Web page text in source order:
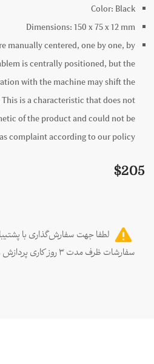
Color: Black
Dimensions:150 x75 x12mm
manually centered, one by one, by
is centrally positioned, but the
with the machine may shift the
is a characteristic that does not
of the product and could not be
complaint according to our policy
$205
لطفا جهت سفارش‌گذاری با
سفارشات ظرف مدت ۳ روز کاری پردازش و ارسال خواهند شد.